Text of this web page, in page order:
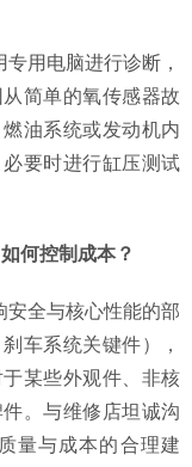
用电脑进行诊断，
简单的氧传感器故
油系统或发动机内
要时进行缸压测试
何控制成本？
安全与核心性能的部
车系统关键件），
某些外观件、非核
。与维修店坦诚沟
量与成本的合理建